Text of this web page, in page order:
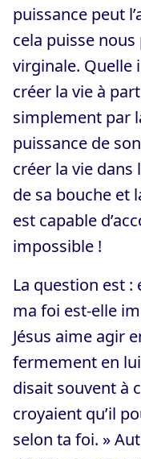
puissance peut
cela puisse
virginale. Quelle
créer la vie à
simplement par
puissance de
créer la vie dans
de sa bouche et
est capable
impossible !
La question est :
ma foi est-elle
Jésus aime agir
fermement en
disait souvent à
croyaient qu’il
selon ta foi. »